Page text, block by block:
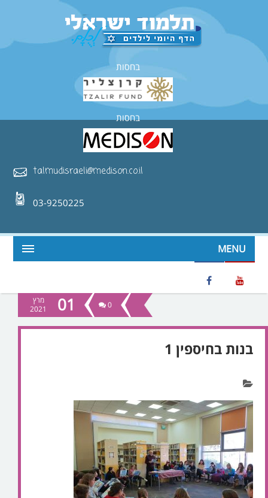
בחסות
בחסות
talmudisraeli@medison.co.il
03-9250225
MENU
01
מרץ
2021
0
בנות בחיספין 1